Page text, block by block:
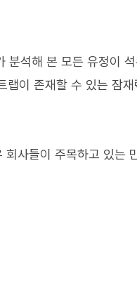
분석해 본 모든 유정이
랩이 존재할 수 있는 잠재
사들이 주목하고 있는